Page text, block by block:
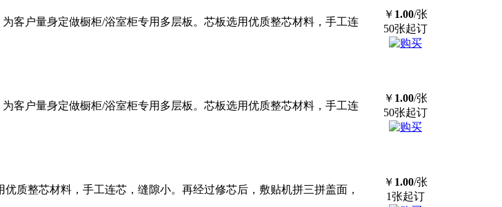
客户量身定做橱柜/浴室柜专用多层板。芯板选用优质整芯材料，手工连
￥ 1.00/张
50张起订
客户量身定做橱柜/浴室柜专用多层板。芯板选用优质整芯材料，手工连
￥ 1.00/张
50张起订
质整芯材料，手工连芯，缝隙小。再经过修芯后，敷贴机拼三拼盖面，
￥ 1.00/张
1张起订